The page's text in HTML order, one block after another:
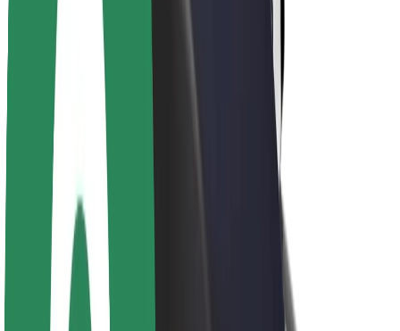
Project Zero
Blog
Nieuws
Missie
Investeerdersrelaties
Leiderschap
Merk
Media
Urban Fund
Veiligheid